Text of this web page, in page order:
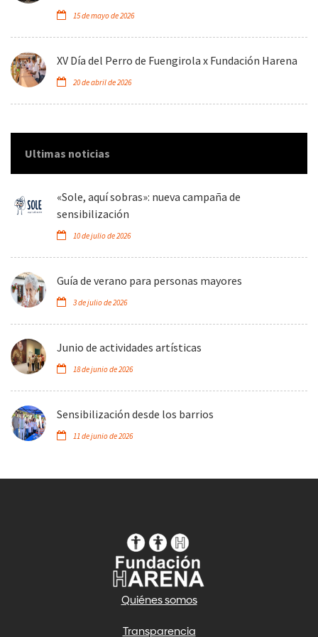
15 de mayo de 2026
XV Día del Perro de Fuengirola x Fundación Harena
20 de abril de 2026
Ultimas noticias
«Sole, aquí sobras»: nueva campaña de
sensibilización
10 de julio de 2026
Guía de verano para personas mayores
3 de julio de 2026
Junio de actividades artísticas
18 de junio de 2026
Sensibilización desde los barrios
11 de junio de 2026
Quiénes somos
Transparencia